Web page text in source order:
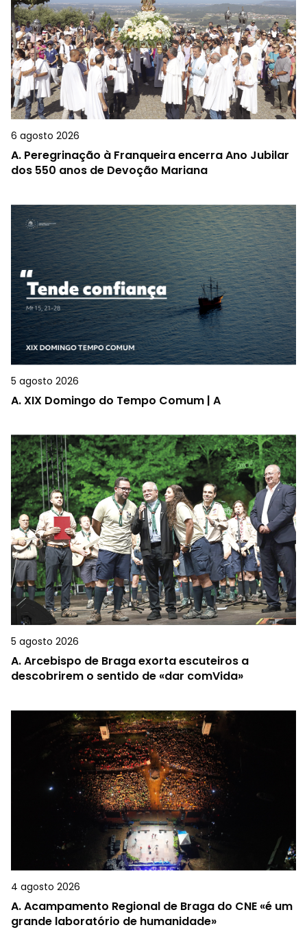
6 agosto 2026
A. Peregrinação à Franqueira encerra Ano Jubilar
dos 550 anos de Devoção Mariana
5 agosto 2026
A.XIX Domingo do Tempo Comum | A
5 agosto 2026
A.Arcebispo de Braga exorta escuteiros a
descobrirem o sentido de «dar comVida»
4 agosto 2026
A.Acampamento Regional de Braga do CNE «é um
grande laboratório de humanidade»